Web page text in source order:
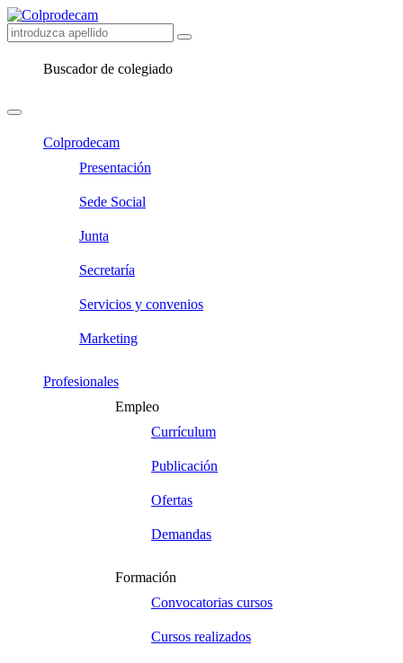
Buscador de colegiado
Colprodecam
Presentación
Sede Social
Junta
Secretaría
Servicios y convenios
Marketing
Profesionales
Empleo
Currículum
Publicación
Ofertas
Demandas
Formación
Convocatorias cursos
Cursos realizados